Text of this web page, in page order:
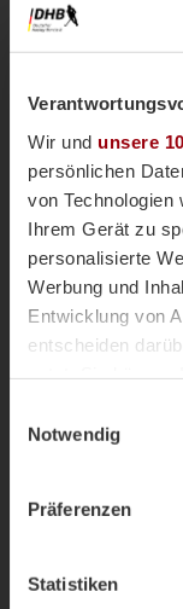
Wir und unsere
persönlichen
von Technologien
Ihrem Gerät zu
personalisierte
Werbung und
Entwicklung von
entscheiden
Trigger Symbol
Ihr Gerät
Merkmalen
Notwendig
Präferenzen
Statistiken
Mehr zum Thema
Damen
Magazin